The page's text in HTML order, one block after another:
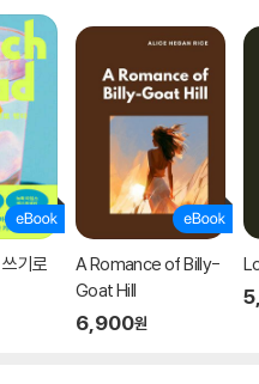
기로
A Romance of Billy-
Goat Hill
6,900원